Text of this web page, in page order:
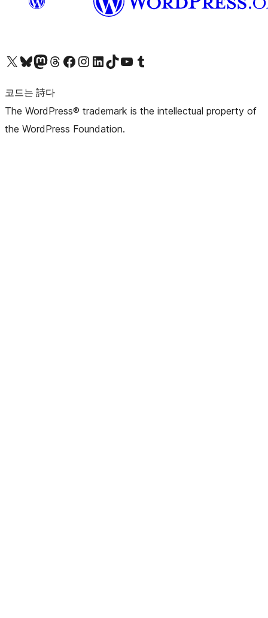
X(이전 트위터) 계정 방문하기블루스카이 계정 방문하기마스토돈 계정 방문하기스레드 계정 방문하기 페이스북 페이지 방문하기인스타그램 계정 방문하기 LinkedIn 계정 방문하기틱톡 계정 방문하기유튜브 채널 방문하기 텀블러 계정 방문하기
코드는 詩다
The WordPress® trademark is the intellectual property of
the WordPress Foundation.